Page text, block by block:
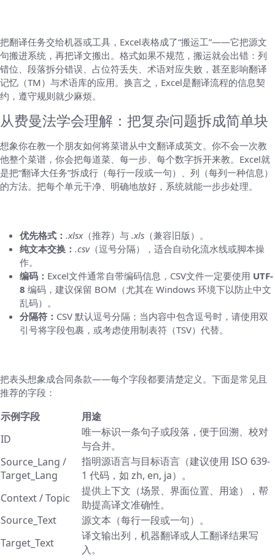
把翻译任务交给机器或工具，Excel表格成了“搬运工”——它把源文
句搬进系统，再把译文搬出。格式如果不规范，搬运就会出错：列
错位、段落拆分错误、占位符丢失、术语对应失败，甚至影响翻译
记忆（TM）与术语库的应用。换言之，Excel是翻译流程的信息契
约，遵守规则就少麻烦。
从费曼法学会理解：把复杂问题拆成简单块
想象你在教一个朋友如何将菜谱从中文翻译成英文。你不会一次教
他整个菜谱，你会把每道菜、每一步、每个数字拆开来教。Excel就
是把“翻译大任务”拆成行（每行一段或一句）、列（每列一种信息）
的方法。把每个单元干净、明确地放好，系统就能一步步处理。
优先格式： .xlsx（推荐）与 .xls （兼容旧版）。
纯文本交换： .csv（逗号分隔），适合自动化流水线或脚本操
作。
编码： Excel文件通常自带编码信息，CSV文件一定要使用 UTF-
8 编码，建议保留 BOM（尤其在 Windows 环境下以防止中文
乱码）。
分隔符： CSV 默认逗号分隔；当内容中包含逗号时，请使用双
引号将字段包裹，或考虑使用制表符（TSV）代替。
把表头想象成合同条款——每个字段都要清楚定义。下面是常见且
推荐的字段：
示例字段
用途
ID
唯一标识一条句子或段落，便于回溯、校对
与合并。
Source_Lang /
Target_Lang
指明源语言与目标语言（建议使用 ISO 639-
1 代码，如 zh, en, ja）。
Context / Topic
提供上下文（场景、界面位置、用途），帮
助提高译文准确性。
Source_Text
源文本（每行一段或一句）。
Target_Text
译文输出列，机器翻译或人工翻译结果写
入。